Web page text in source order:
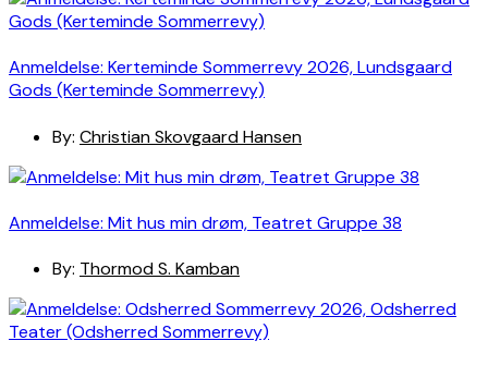
Anmeldelse: Kerteminde Sommerrevy 2026, Lundsgaard
Gods (Kerteminde Sommerrevy)
By: Christian Skovgaard Hansen
Anmeldelse: Mit hus min drøm, Teatret Gruppe 38
By: Thormod S. Kamban